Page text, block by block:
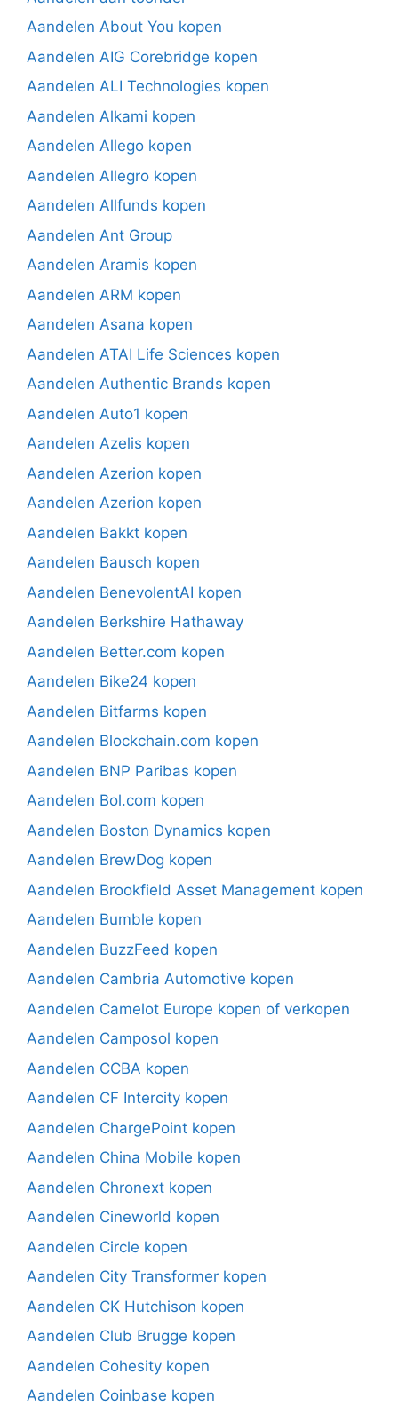
Aandelen About You kopen
Aandelen AIG Corebridge kopen
Aandelen ALI Technologies kopen
Aandelen Alkami kopen
Aandelen Allego kopen
Aandelen Allegro kopen
Aandelen Allfunds kopen
Aandelen Ant Group
Aandelen Aramis kopen
Aandelen ARM kopen
Aandelen Asana kopen
Aandelen ATAI Life Sciences kopen
Aandelen Authentic Brands kopen
Aandelen Auto1 kopen
Aandelen Azelis kopen
Aandelen Azerion kopen
Aandelen Azerion kopen
Aandelen Bakkt kopen
Aandelen Bausch kopen
Aandelen BenevolentAI kopen
Aandelen Berkshire Hathaway
Aandelen Better.com kopen
Aandelen Bike24 kopen
Aandelen Bitfarms kopen
Aandelen Blockchain.com kopen
Aandelen BNP Paribas kopen
Aandelen Bol.com kopen
Aandelen Boston Dynamics kopen
Aandelen BrewDog kopen
Aandelen Brookfield Asset Management kopen
Aandelen Bumble kopen
Aandelen BuzzFeed kopen
Aandelen Cambria Automotive kopen
Aandelen Camelot Europe kopen of verkopen
Aandelen Camposol kopen
Aandelen CCBA kopen
Aandelen CF Intercity kopen
Aandelen ChargePoint kopen
Aandelen China Mobile kopen
Aandelen Chronext kopen
Aandelen Cineworld kopen
Aandelen Circle kopen
Aandelen City Transformer kopen
Aandelen CK Hutchison kopen
Aandelen Club Brugge kopen
Aandelen Cohesity kopen
Aandelen Coinbase kopen